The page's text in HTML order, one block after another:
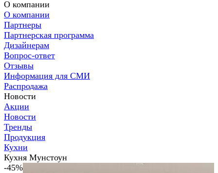
О компании
О компании
Партнеры
Партнерская программа
Дизайнерам
Вопрос-ответ
Отзывы
Информация для СМИ
Распродажа
Новости
Акции
Новости
Тренды
Продукция
Кухни
Кухня Мунстоун
-45%